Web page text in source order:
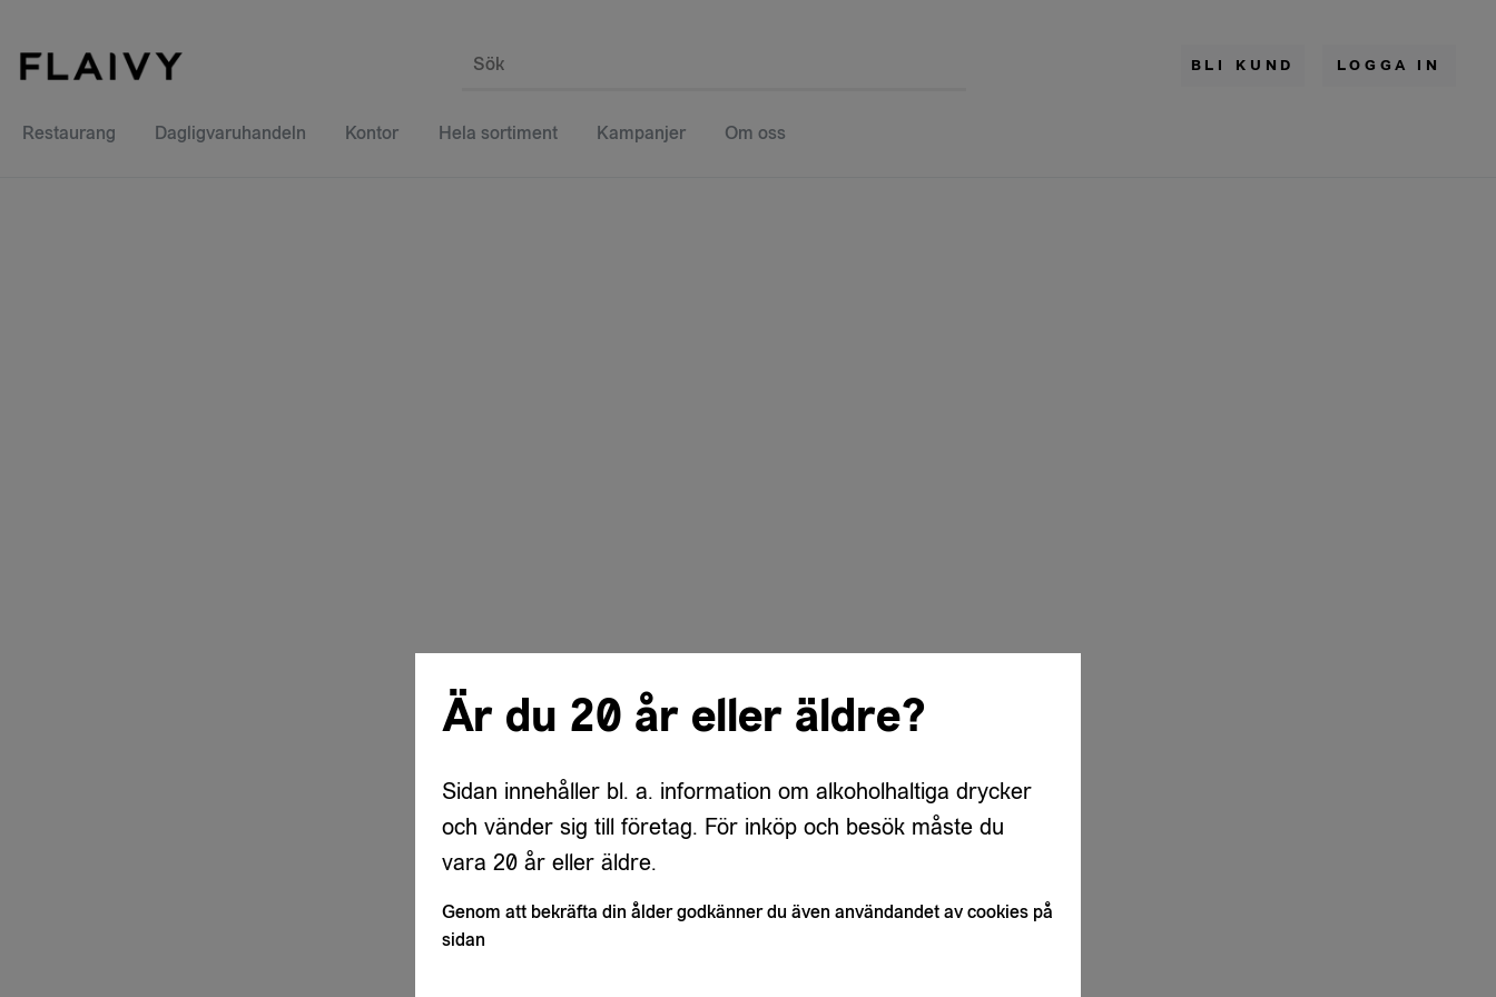
Sök BLI KUND LOGGA IN
Restaurang Dagligvaruhandeln Kontor Hela sortiment Kampanjer Om oss
Är du 20 år eller äldre?
Sidan innehåller bl. a. information om alkoholhaltiga drycker
och vänder sig till företag. För inköp och besök måste du
vara 20 år eller äldre.
Genom att bekräfta din ålder godkänner du även användandet av cookies på
sidan